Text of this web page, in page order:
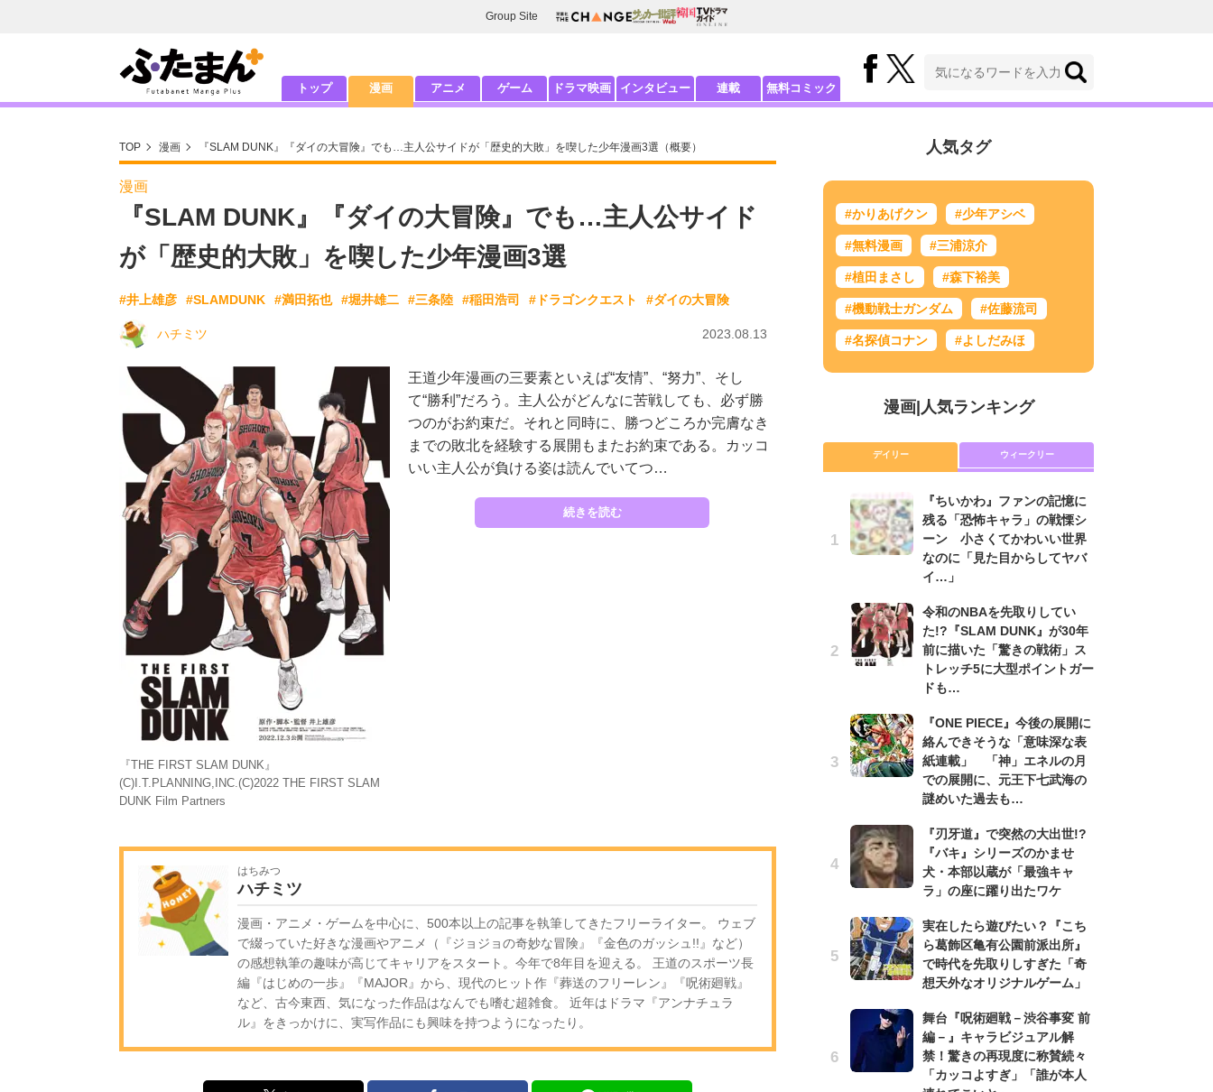
Group Site
トップ 漫画 アニメ ゲーム ドラマ映画 インタビュー 連載 無料コミック
TOP 漫画 『SLAM DUNK』『ダイの大冒険』でも…主人公サイドが「歴史的大敗」を喫した少年漫画3選（概要）
漫画
『SLAM DUNK』『ダイの大冒険』でも…主人公サイド
が「歴史的大敗」を喫した少年漫画3選
#井上雄彦 #SLAMDUNK #満田拓也 #堀井雄二 #三条陸 #稲田浩司 #ドラゴンクエスト #ダイの大冒険
ハチミツ 2023.08.13
『THE FIRST SLAM DUNK』
(C)I.T.PLANNING,INC.(C)2022 THE FIRST SLAM
DUNK Film Partners
王道少年漫画の三要素といえば“友情”、“努力”、そし
て“勝利”だろう。主人公がどんなに苦戦しても、必ず勝
つのがお約束だ。それと同時に、勝つどころか完膚なき
までの敗北を経験する展開もまたお約束である。カッコ
いい主人公が負ける姿は読んでいてつ…
続きを読む
はちみつ
ハチミツ
漫画・アニメ・ゲームを中心に、500本以上の記事を執筆してきたフリーライター。 ウェブ
で綴っていた好きな漫画やアニメ（『ジョジョの奇妙な冒険』『金色のガッシュ!!』など）
の感想執筆の趣味が高じてキャリアをスタート。今年で8年目を迎える。 王道のスポーツ長
編『はじめの一歩』『MAJOR』から、現代のヒット作『葬送のフリーレン』『呪術廻戦』
など、古今東西、気になった作品はなんでも嗜む超雑食。 近年はドラマ『アンナチュラ
ル』をきっかけに、実写作品にも興味を持つようになったり。
人気タグ
#かりあげクン #少年アシベ
#無料漫画 #三浦涼介
#植田まさし #森下裕美
#機動戦士ガンダム #佐藤流司
#名探偵コナン #よしだみほ
漫画| 人気ランキング
デイリー ウィークリー
『ちいかわ』ファンの記憶に
残る「恐怖キャラ」の戦慄シ
ーン 小さくてかわいい世界
なのに「見た目からしてヤバ
イ…」
令和のNBAを先取りしてい
た!?『SLAM DUNK』が30年
前に描いた「驚きの戦術」ス
トレッチ5に大型ポイントガー
ドも…
『ONE PIECE』今後の展開に
絡んできそうな「意味深な表
紙連載」 「神」エネルの月
での展開に、元王下七武海の
謎めいた過去も…
『刃牙道』で突然の大出世!?
『バキ』シリーズのかませ
犬・本部以蔵が「最強キャ
ラ」の座に躍り出たワケ
実在したら遊びたい？『こち
ら葛飾区亀有公園前派出所』
で時代を先取りしすぎた「奇
想天外なオリジナルゲーム」
舞台『呪術廻戦－渋谷事変 前
編－』キャラビジュアル解
禁！驚きの再現度に称賛続々
「カッコよすぎ」「誰が本人